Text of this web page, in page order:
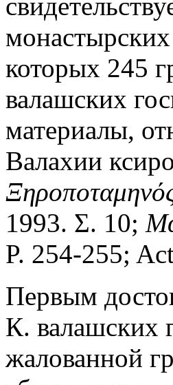
которых 245
валашских
материалы,
Валахии
1993. Σ. 10;
P. 254-255;
Первым
К. валашских
жалованной